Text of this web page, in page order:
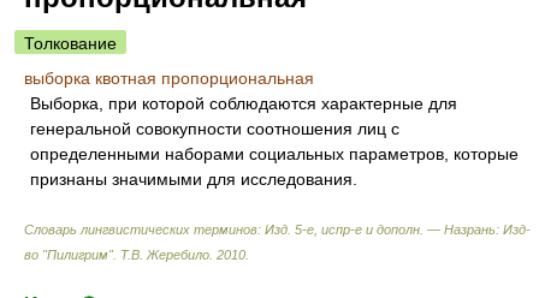
Толкование
выборка квотная пропорциональная
Выборка, при которой соблюдаются характерные для
генеральной совокупности соотношения лиц с
определенными наборами социальных параметров, которые
признаны значимыми для исследования.
Словарь лингвистических терминов: Изд. 5-е, испр-е и дополн. — Назрань: Изд-
во "Пилигрим". Т.В. Жеребило 2010